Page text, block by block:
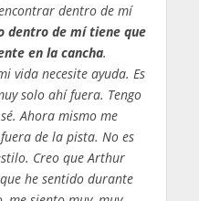
dentro de mí
dentro de mí tiene que
en la cancha.
vida necesite ayuda. Es
solo ahí fuera. Tengo
Ahora mismo me
de la pista. No es
Creo que Arthur
he sentido durante